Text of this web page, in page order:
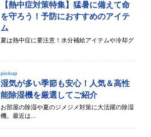
【熱中症対策特集】猛暑に備えて命
を守ろう！予防におすすめのアイテ
ム
夏は熱中症に要注意！水分補給アイテムや冷却グ
pickup
湿気が多い季節も安心！人気＆高性
能除湿機を厳選してご紹介
お部屋の除湿や夏のジメジメ対策に大活躍の除湿
機。最近は...